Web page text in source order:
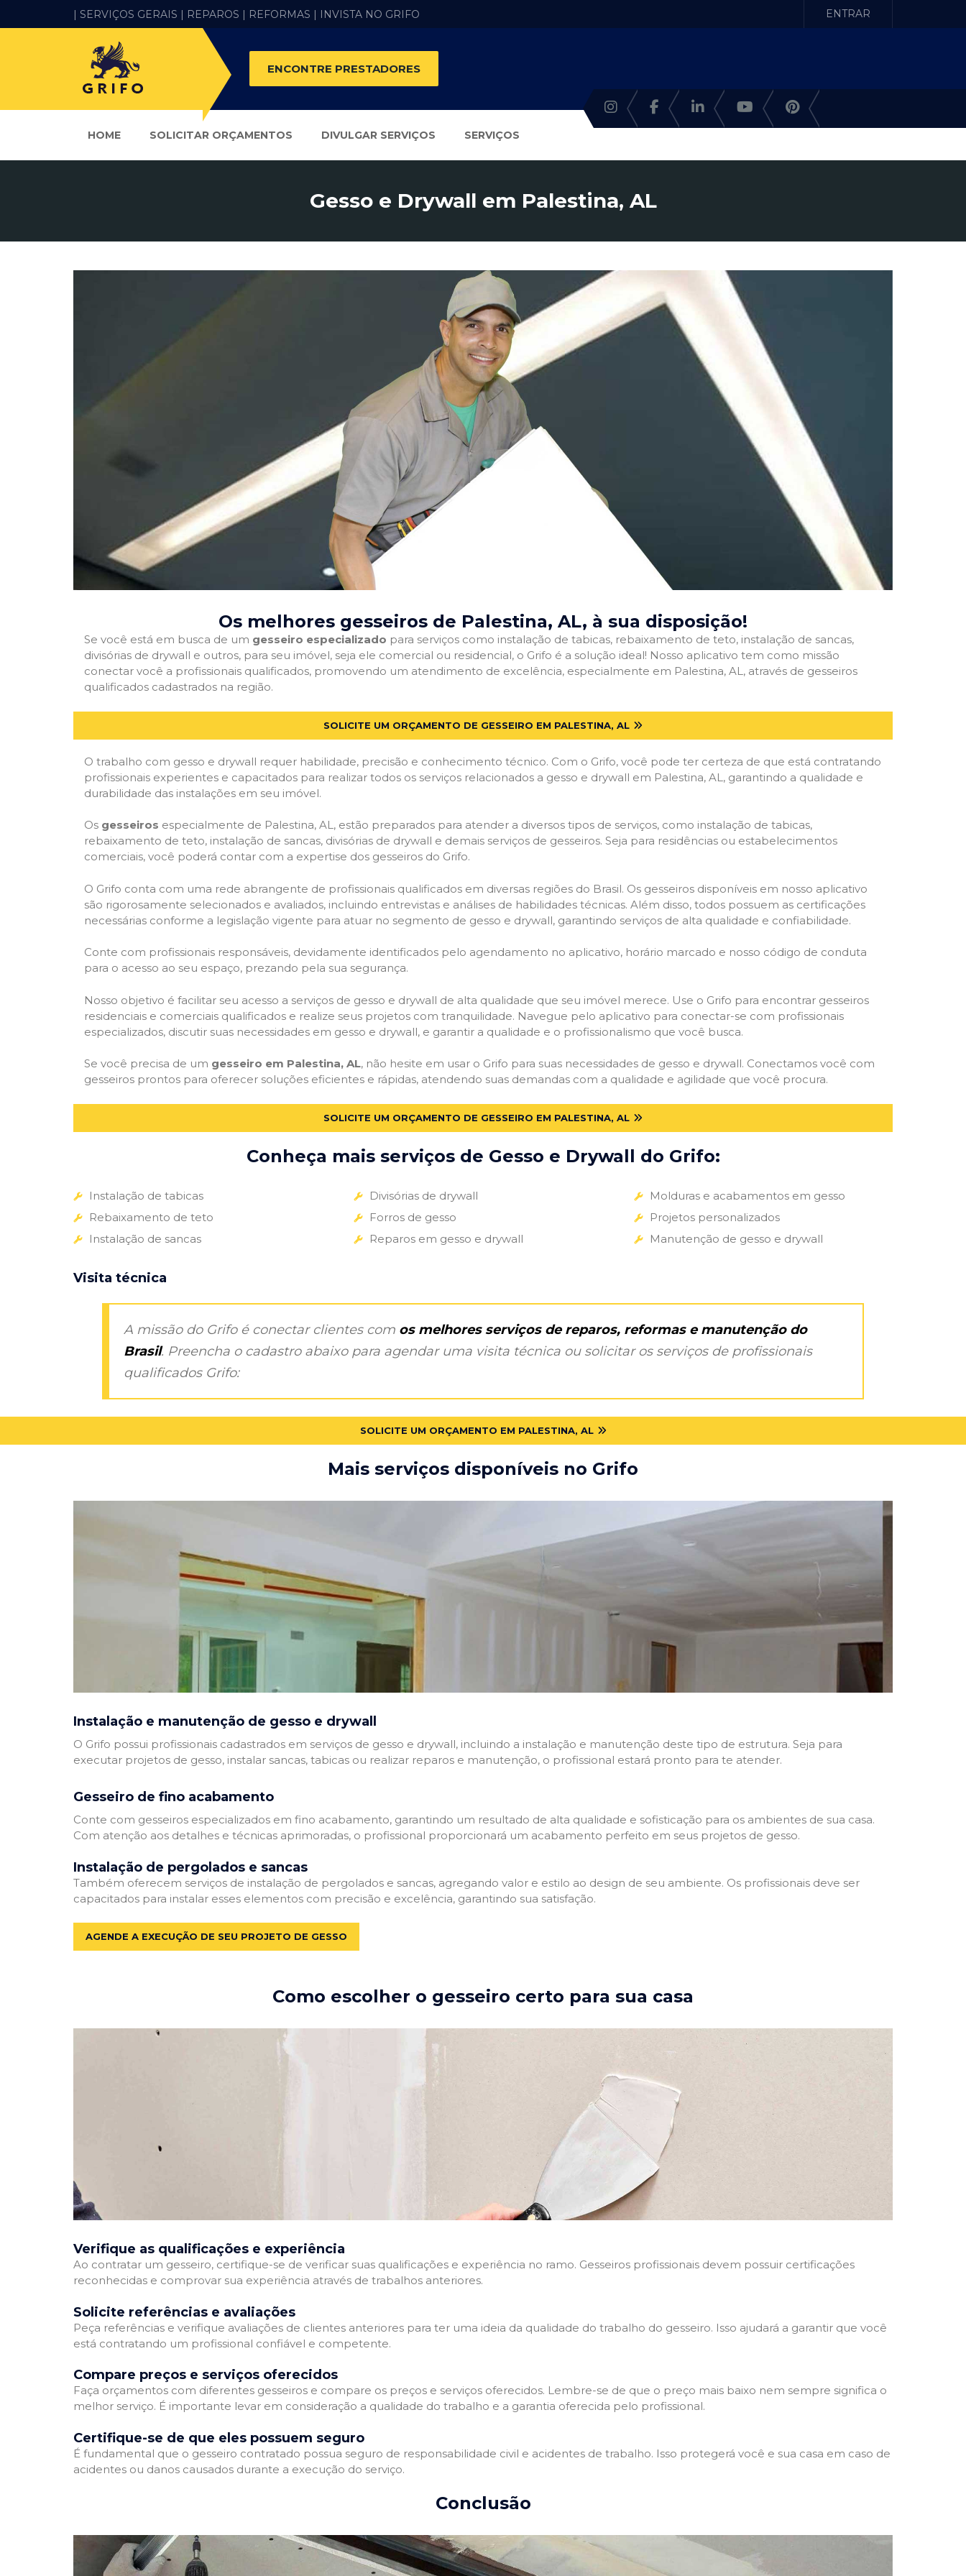
| SERVIÇOS GERAIS | REPAROS | REFORMAS | INVISTA NO GRIFO ENTRAR
ENCONTRE PRESTADORES
HOME SOLICITAR ORÇAMENTOS DIVULGAR SERVIÇOS SERVIÇOS
Gesso e Drywall em Palestina, AL
Os melhores gesseiros de Palestina, AL, à sua disposição!
Se você está em busca de um gesseiro especializado para serviços como instalação de tabicas, rebaixamento de teto, instalação de sancas,
divisórias de drywall e outros, para seu imóvel, seja ele comercial ou residencial, o Grifo é a solução ideal! Nosso aplicativo tem como missão
conectar você a profissionais qualificados, promovendo um atendimento de excelência, especialmente em Palestina, AL, através de gesseiros
qualificados cadastrados na região.
SOLICITE UM ORÇAMENTO DE GESSEIRO EM PALESTINA, AL
O trabalho com gesso e drywall requer habilidade, precisão e conhecimento técnico. Com o Grifo, você pode ter certeza de que está contratando
profissionais experientes e capacitados para realizar todos os serviços relacionados a gesso e drywall em Palestina, AL, garantindo a qualidade e
durabilidade das instalações em seu imóvel.
Os gesseiros especialmente de Palestina, AL, estão preparados para atender a diversos tipos de serviços, como instalação de tabicas,
rebaixamento de teto, instalação de sancas, divisórias de drywall e demais serviços de gesseiros. Seja para residências ou estabelecimentos
comerciais, você poderá contar com a expertise dos gesseiros do Grifo.
O Grifo conta com uma rede abrangente de profissionais qualificados em diversas regiões do Brasil. Os gesseiros disponíveis em nosso aplicativo
são rigorosamente selecionados e avaliados, incluindo entrevistas e análises de habilidades técnicas. Além disso, todos possuem as certificações
necessárias conforme a legislação vigente para atuar no segmento de gesso e drywall, garantindo serviços de alta qualidade e confiabilidade.
Conte com profissionais responsáveis, devidamente identificados pelo agendamento no aplicativo, horário marcado e nosso código de conduta
para o acesso ao seu espaço, prezando pela sua segurança.
Nosso objetivo é facilitar seu acesso a serviços de gesso e drywall de alta qualidade que seu imóvel merece. Use o Grifo para encontrar gesseiros
residenciais e comerciais qualificados e realize seus projetos com tranquilidade. Navegue pelo aplicativo para conectar-se com profissionais
especializados, discutir suas necessidades em gesso e drywall, e garantir a qualidade e o profissionalismo que você busca.
Se você precisa de um gesseiro em Palestina, AL, não hesite em usar o Grifo para suas necessidades de gesso e drywall. Conectamos você com
gesseiros prontos para oferecer soluções eficientes e rápidas, atendendo suas demandas com a qualidade e agilidade que você procura.
SOLICITE UM ORÇAMENTO DE GESSEIRO EM PALESTINA, AL
Conheça mais serviços de Gesso e Drywall do Grifo:
Instalação de tabicas
Rebaixamento de teto
Instalação de sancas
Divisórias de drywall
Forros de gesso
Reparos em gesso e drywall
Molduras e acabamentos em gesso
Projetos personalizados
Manutenção de gesso e drywall
Visita técnica
A missão do Grifo é conectar clientes com os melhores serviços de reparos, reformas e manutenção do
Brasil. Preencha o cadastro abaixo para agendar uma visita técnica ou solicitar os serviços de profissionais
qualificados Grifo:
SOLICITE UM ORÇAMENTO EM PALESTINA, AL
Mais serviços disponíveis no Grifo
Instalação e manutenção de gesso e drywall
O Grifo possui profissionais cadastrados em serviços de gesso e drywall, incluindo a instalação e manutenção deste tipo de estrutura. Seja para
executar projetos de gesso, instalar sancas, tabicas ou realizar reparos e manutenção, o profissional estará pronto para te atender.
Gesseiro de fino acabamento
Conte com gesseiros especializados em fino acabamento, garantindo um resultado de alta qualidade e sofisticação para os ambientes de sua casa.
Com atenção aos detalhes e técnicas aprimoradas, o profissional proporcionará um acabamento perfeito em seus projetos de gesso.
Instalação de pergolados e sancas
Também oferecem serviços de instalação de pergolados e sancas, agregando valor e estilo ao design de seu ambiente. Os profissionais deve ser
capacitados para instalar esses elementos com precisão e excelência, garantindo sua satisfação.
AGENDE A EXECUÇÃO DE SEU PROJETO DE GESSO
Como escolher o gesseiro certo para sua casa
Verifique as qualificações e experiência
Ao contratar um gesseiro, certifique-se de verificar suas qualificações e experiência no ramo. Gesseiros profissionais devem possuir certificações
reconhecidas e comprovar sua experiência através de trabalhos anteriores.
Solicite referências e avaliações
Peça referências e verifique avaliações de clientes anteriores para ter uma ideia da qualidade do trabalho do gesseiro. Isso ajudará a garantir que você
está contratando um profissional confiável e competente.
Compare preços e serviços oferecidos
Faça orçamentos com diferentes gesseiros e compare os preços e serviços oferecidos. Lembre-se de que o preço mais baixo nem sempre significa o
melhor serviço. É importante levar em consideração a qualidade do trabalho e a garantia oferecida pelo profissional.
Certifique-se de que eles possuem seguro
É fundamental que o gesseiro contratado possua seguro de responsabilidade civil e acidentes de trabalho. Isso protegerá você e sua casa em caso de
acidentes ou danos causados durante a execução do serviço.
Conclusão